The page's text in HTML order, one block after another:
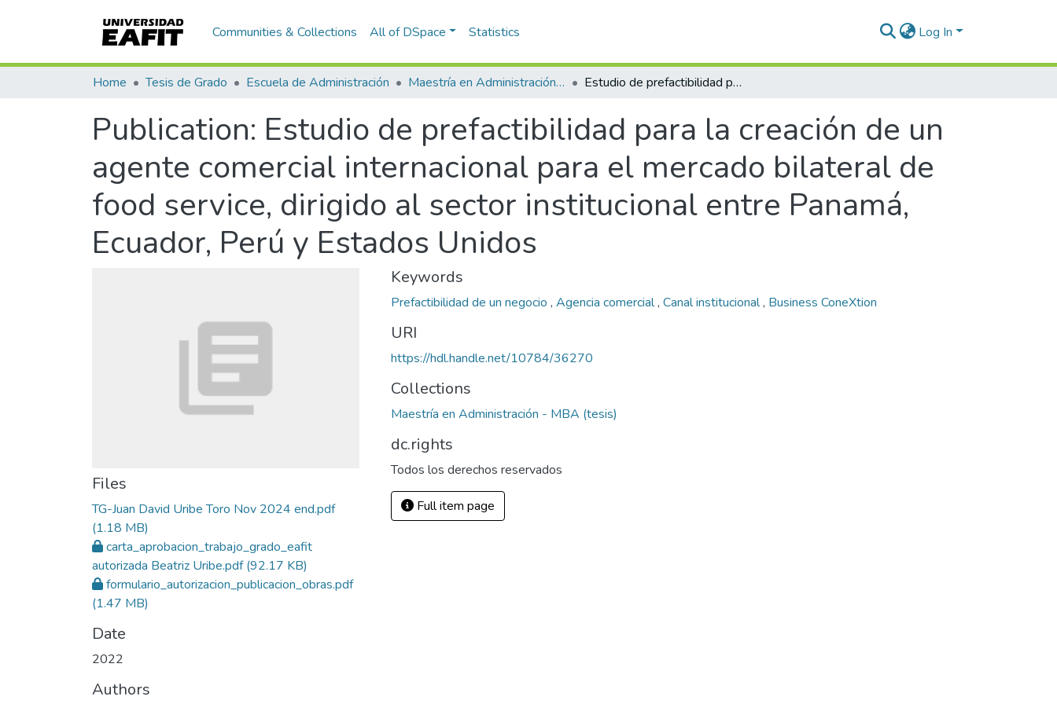
Communities & Collections All of DSpace Statistics Log In
Home Tesis de Grado Escuela de Administración Maestría en Administración - MBA (tesis) Estudio de prefactibilidad para la creación de un agente comercial internacional para el mercado bilateral de food service, dirigido al sector institucional entre Panamá, Ecuador, Perú y Estados Unidos
Publication: Estudio de prefactibilidad para la creación de un
agente comercial internacional para el mercado bilateral de
food service, dirigido al sector institucional entre Panamá,
Ecuador, Perú y Estados Unidos
Files
TG-Juan David Uribe Toro Nov 2024 end.pdf
(1.18 MB)
carta_aprobacion_trabajo_grado_eafit
autorizada Beatriz Uribe.pdf(92.17 KB)
formulario_autorizacion_publicacion_obras.pdf
(1.47 MB)
Date
2022
Authors
Keywords
Prefactibilidad de un negocio , Agencia comercial, Canal institucional, Business ConeXtion
URI
https://hdl.handle.net/10784/36270
Collections
Maestría en Administración - MBA (tesis)
dc.rights
Todos los derechos reservados
Full item page